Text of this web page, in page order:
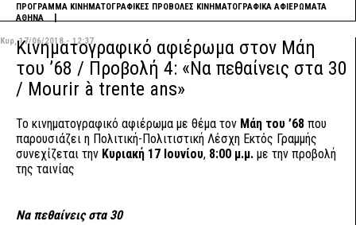
ΠΡΟΓΡΑΜΜΑ ΚΙΝΗΜΑΤΟΓΡΑΦΙΚΕΣ ΠΡΟΒΟΛΕΣ ΚΙΝΗΜΑΤΟΓΡΑΦΙΚΑ ΑΦΙΕΡΩΜΑΤΑ
ΑΘΗΝΑ
|
Κυρ, 17/06/2018 - 12:37
Κινηματογραφικό αφιέρωμα στον Μάη
του ’68 / Προβολή 4: «Να πεθαίνεις στα 30
/ Mourir à trente ans»
Το κινηματογραφικό αφιέρωμα με θέμα τον Μάη του ’68 που
παρουσιάζει η Πολιτική-Πολιτιστική Λέσχη Εκτός Γραμμής
συνεχίζεται την Κυριακή 17 Ιουνίου, 8:00 μ.μ. με την προβολή
της ταινίας
Να πεθαίνεις στα 30